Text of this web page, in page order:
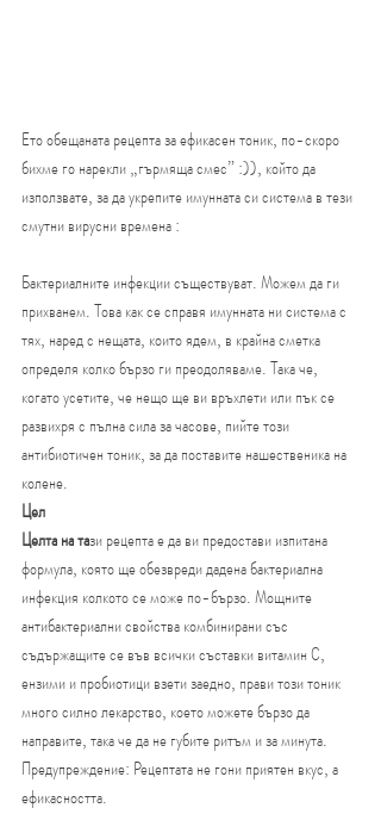
Ето обещаната рецепта за ефикасен тоник, по-скоро
бихме го нарекли „гърмяща смес” :)), който да
използвате, за да укрепите имунната си система в тези
смутни вирусни времена :
Бактериалните инфекции съществуват. Можем да ги
прихванем. Това как се справя имунната ни система с
тях, наред с нещата, които ядем, в крайна сметка
определя колко бързо ги преодоляваме. Така че,
когато усетите, че нещо ще ви връхлети или пък се
развихря с пълна сила за часове, пийте този
антибиотичен тоник, за да поставите нашественика на
колене.
Цел
Целта на тази рецепта е да ви предостави изпитана
формула, която ще обезвреди дадена бактериална
инфекция колкото се може по-бързо. Мощните
антибактериални свойства комбинирани със
съдържащите се във всички съставки витамин С,
ензими и пробиотици взети заедно, прави този тоник
много силно лекарство, което можете бързо да
направите, така че да не губите ритъм и за минута.
Предупреждение: Рецептата не гони приятен вкус, а
ефикасността.